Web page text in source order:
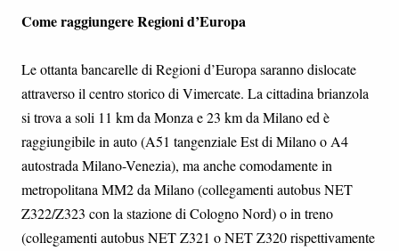
Come raggiungere Regioni d’Europa
Le ottanta bancarelle di Regioni d’Europa saranno dislocate
attraverso il centro storico di Vimercate. La cittadina brianzola
si trova a soli 11 km da Monza e 23 km da Milano ed è
raggiungibile in auto (A51 tangenziale Est di Milano o A4
autostrada Milano-Venezia), ma anche comodamente in
metropolitana MM2 da Milano (collegamenti autobus NET
Z322/Z323 con la stazione di Cologno Nord) o in treno
(collegamenti autobus NET Z321 o NET Z320 rispettivamente